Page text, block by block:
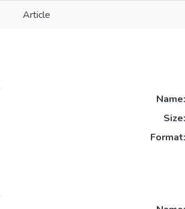
Article
Name:
Size:
Format: